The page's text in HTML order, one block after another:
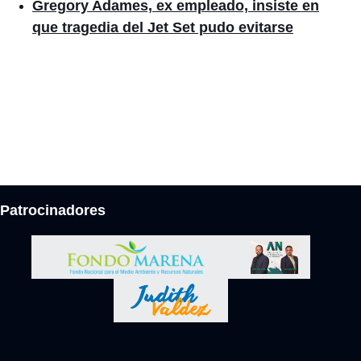
Gregory Adames, ex empleado, insiste en
que tragedia del Jet Set pudo evitarse
Patrocinadores